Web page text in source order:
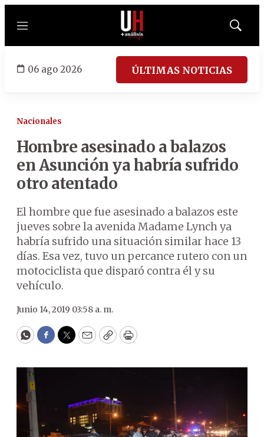
Menú
Mostrar
06 ago 2026 ÚLTIMAS NOTICIAS
Nacionales
Hombre asesinado a balazos
en Asunción ya habría sufrido
otro atentado
El hombre que fue asesinado a balazos este
jueves sobre la avenida Madame Lynch ya
habría sufrido una situación similar hace 13
días. Esa vez, tuvo un percance rutero con un
motociclista que disparó contra él y su
vehículo.
Junio 14, 2019 03:58 a. m.
WhatsApp
Facebook
Twitter
EmailCopyPrint